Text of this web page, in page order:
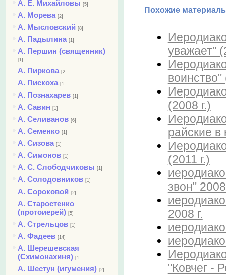
А. Е. Михайловы [5]
А. Морева [2]
А. Мысловский [8]
А. Падылина [1]
А. Першин (священник)
[1]
А. Пиркова [2]
А. Пискоха [1]
А. Познахарев [1]
А. Савин [1]
А. Селиванов [6]
А. Семенко [1]
А. Сизова [1]
А. Симонов [1]
А. С. Слободчиковы [1]
А. Солодовников [1]
А. Сороковой [2]
А. Старостенко
(протоиерей) [5]
А. Стрельцов [1]
А. Фадеев [14]
А. Шерешевская
(Схимонахиня) [1]
А. Шестун (игумения) [2]
Похожие
уважает"
воинство"
(2008 г.)
райские в
(2011 г.)
звон" 2008
2008 г.
"Ковчег -